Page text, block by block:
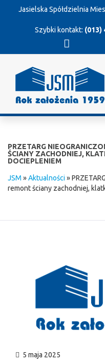
Jasielska Spółdzielnia
Szybki kontakt: (013)
PRZETARG
ŚCIANY ZACHODNIEJ,
DOCIEPLENIEM
JSM »Aktualności»
remont ściany zachodniej,
5 maja 2025